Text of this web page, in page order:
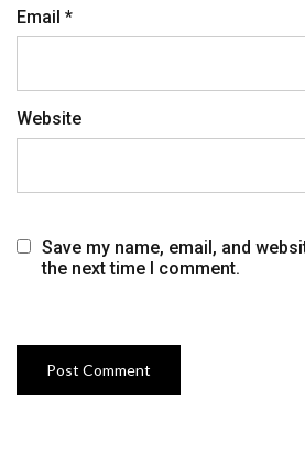
Email *
Website
Save my name, email, and
the next time I comment.